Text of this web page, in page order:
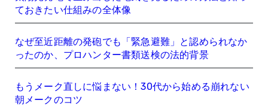
ておきたい仕組みの全体像
なぜ至近距離の発砲でも「緊急避難」と認められなか
ったのか、プロハンター書類送検の法的背景
もうメーク直しに悩まない！30代から始める崩れない
朝メークのコツ